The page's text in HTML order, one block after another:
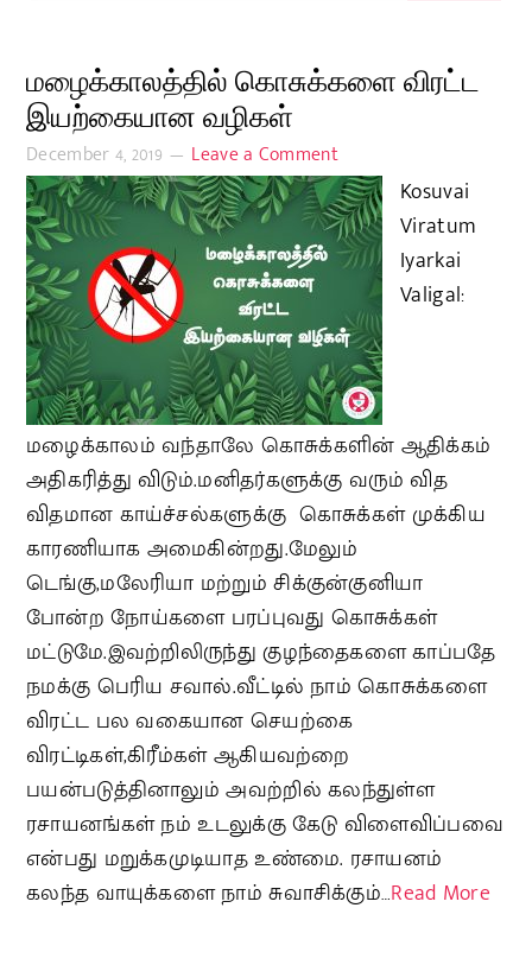
மழைக்காலத்தில் கொசுக்களை விரட்ட
இயற்கையான வழிகள்
December 4, 2019 Leave a Comment
Kosuvai
Viratum
Iyarkai
Valigal:
மழைக்காலம் வந்தாலே கொசுக்களின் ஆதிக்கம்
அதிகரித்து விடும்.மனிதர்களுக்கு வரும் வித
விதமான காய்ச்சல்களுக்கு கொசுக்கள் முக்கிய
காரணியாக அமைகின்றது.மேலும்
டெங்கு,மலேரியா மற்றும் சிக்குன்குனியா
போன்ற நோய்களை பரப்புவது கொசுக்கள்
மட்டுமே.இவற்றிலிருந்து குழந்தைகளை காப்பதே
நமக்கு பெரிய சவால்.வீட்டில் நாம் கொசுக்களை
விரட்ட பல வகையான செயற்கை
விரட்டிகள்,கிரீம்கள் ஆகியவற்றை
பயன்படுத்தினாலும் அவற்றில் கலந்துள்ள
ரசாயனங்கள் நம் உடலுக்கு கேடு விளைவிப்பவை
என்பது மறுக்கமுடியாத உண்மை. ரசாயனம்
கலந்த வாயுக்களை நாம் சுவாசிக்கும்…Read More